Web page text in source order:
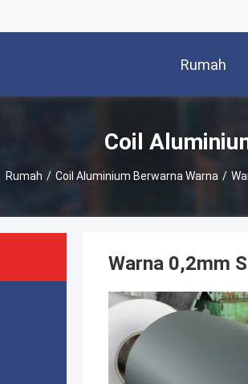
Rumah
Coil
Rumah / Coil Aluminium Berwarna Warna /
Warna 0,2mm